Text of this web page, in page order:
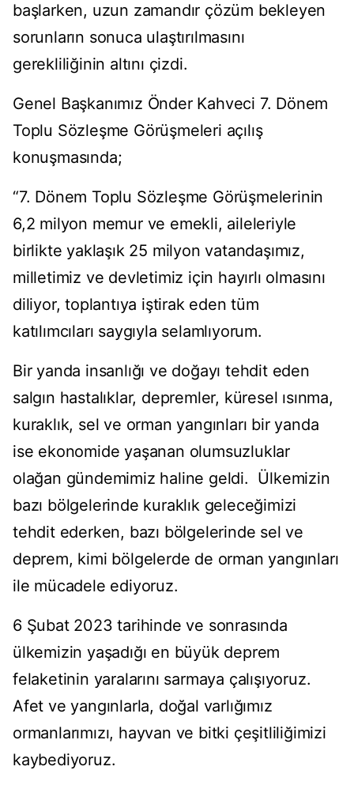
başlarken, uzun zamandır çözüm bekleyen
sorunların sonuca ulaştırılmasını
gerekliliğinin altını çizdi.
Genel Başkanımız Önder Kahveci 7. Dönem
Toplu Sözleşme Görüşmeleri açılış
konuşmasında;
“7. Dönem Toplu Sözleşme Görüşmelerinin
6,2 milyon memur ve emekli, aileleriyle
birlikte yaklaşık 25 milyon vatandaşımız,
milletimiz ve devletimiz için hayırlı olmasını
diliyor, toplantıya iştirak eden tüm
katılımcıları saygıyla selamlıyorum.
Bir yanda insanlığı ve doğayı tehdit eden
salgın hastalıklar, depremler, küresel ısınma,
kuraklık, sel ve orman yangınları bir yanda
ise ekonomide yaşanan olumsuzluklar
olağan gündemimiz haline geldi. Ülkemizin
bazı bölgelerinde kuraklık geleceğimizi
tehdit ederken, bazı bölgelerinde sel ve
deprem, kimi bölgelerde de orman yangınları
ile mücadele ediyoruz.
6 Şubat 2023 tarihinde ve sonrasında
ülkemizin yaşadığı en büyük deprem
felaketinin yaralarını sarmaya çalışıyoruz.
Afet ve yangınlarla, doğal varlığımız
ormanlarımızı, hayvan ve bitki çeşitliliğimizi
kaybediyoruz.